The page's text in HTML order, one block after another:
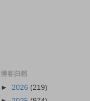
博客归档
► 2026 (219)